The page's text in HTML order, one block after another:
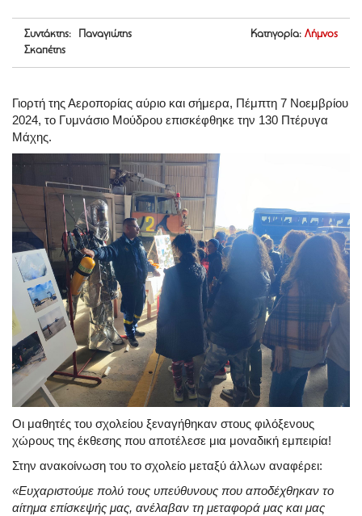
Συντάκτης: Παναγιώτης
Σκαπέτης
Κατηγορία: Λήμνος
Γιορτή της Αεροπορίας αύριο και σήμερα, Πέμπτη 7 Νοεμβρίου
2024, το Γυμνάσιο Μούδρου επισκέφθηκε την 130 Πτέρυγα
Μάχης.
Οι μαθητές του σχολείου ξεναγήθηκαν στους φιλόξενους
χώρους της έκθεσης που αποτέλεσε μια μοναδική εμπειρία!
Στην ανακοίνωση του το σχολείο μεταξύ άλλων αναφέρει:
«Ευχαριστούμε πολύ τους υπεύθυνους που αποδέχθηκαν το
αίτημα επίσκεψής μας, ανέλαβαν τη μεταφορά μας και μας